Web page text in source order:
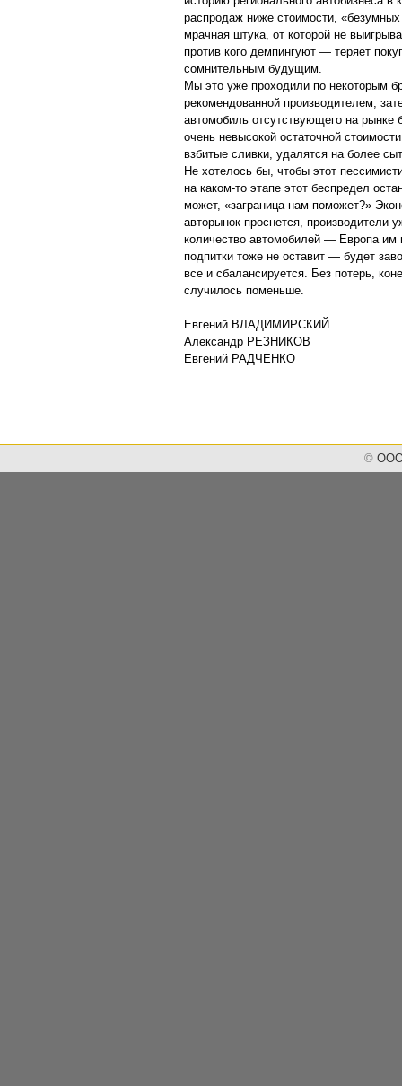
распродаж ниже стоимости,
мрачная штука, от которой не
против кого демпингуют — теряет
сомнительным будущим.
Мы это уже проходили по некоторым
рекомендованной производителем,
автомобиль отсутствующего на рынке
очень невысокой остаточной
взбитые сливки, удалятся на более
Не хотелось бы, чтобы этот
на каком-то этапе этот беспредел
может, «заграница нам поможет?»
авторынок проснется, производители
количество автомобилей — Европа
подпитки тоже не оставит — будет
все и сбалансируется. Без потерь,
случилось поменьше.
Евгений ВЛАДИМИРСКИЙ
Александр РЕЗНИКОВ
Евгений РАДЧЕНКО
© ООО